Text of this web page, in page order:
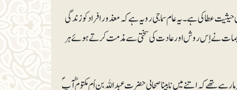
عطا کی ہے۔ یہ عام سماجی رویہ ہے کہ معذور افراد کو زندگی
نے اِس روش اور عادت کی سختی سے مذمت کرتے ہوئے ہر
تھے کہ اتنے میں نابینا صحابی حضرت عبداللہ بن اُم مکتومؓ آپؐ